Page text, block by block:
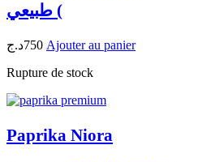
طبيعي (
750د.ج
Ajouter au panier
Rupture de stock
Paprika Niora